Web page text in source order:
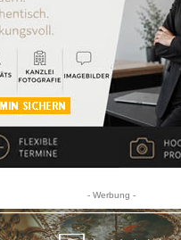
- Werbung -